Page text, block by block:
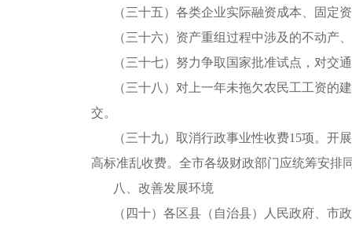
（三十五）各类企业实际融资成本、固定
（三十六）资产重组过程中涉及的不动产
（三十七）努力争取国家批准试点，对交
（三十八）对上一年未拖欠农民工工资的
交。
（三十九）取消行政事业性收费15项。
高标准乱收费。全市各级财政部门应统筹安排
八、改善发展环境
（四十）各区县（自治县）人民政府、市